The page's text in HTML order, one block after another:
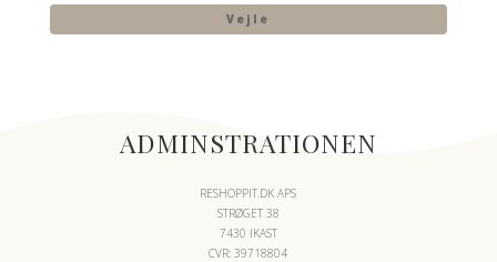
Vejle
ADMINSTRATIONEN
RESHOPPIT.DK APS
STRØGET 38
7430 IKAST
CVR: 39718804